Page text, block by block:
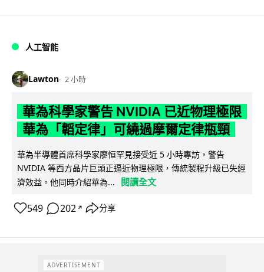
人工智能
Lawton 2 小時
華為科學家警告 NVIDIA 已近物理極限
華為「韜定律」可繞過摩爾定律瓶頸
華為半導體首席科學家廖恒罕見接受近 5 小時專訪，警告
NVIDIA 等西方晶片巨頭正逼近物理極限，傳統製程升級已失經
濟效益。他同時介紹華為...
閱讀全文
549 202 ↗ 分享
ADVERTISEMENT